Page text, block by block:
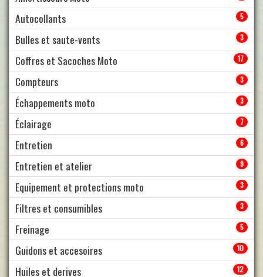
Autocollants 5
Bulles et saute-vents 3
Coffres et Sacoches Moto 17
Compteurs 3
Échappements moto 3
Éclairage 7
Entretien 6
Entretien et atelier 9
Equipement et protections moto 3
Filtres et consumibles 3
Freinage 5
Guidons et accesoires 10
Huiles et derives 12